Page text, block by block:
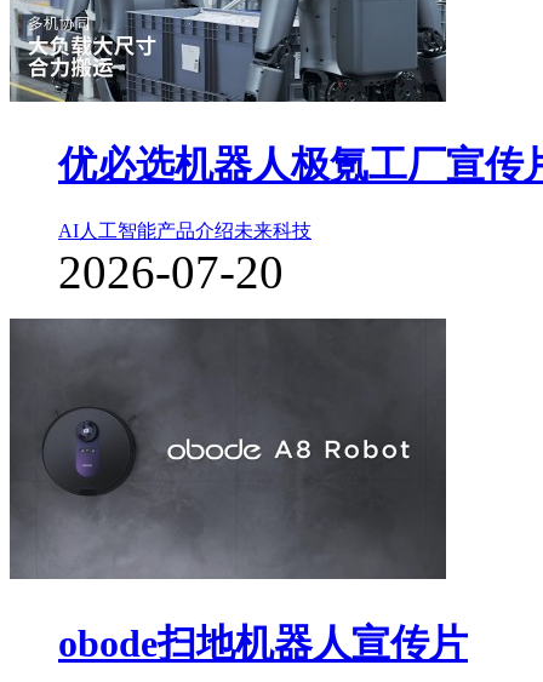
优必选机器人极氪工厂宣传
AI人工智能产品介绍未来科技
2026-07-20
obode扫地机器人宣传片